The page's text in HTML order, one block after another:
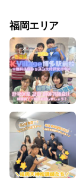
福岡エリア